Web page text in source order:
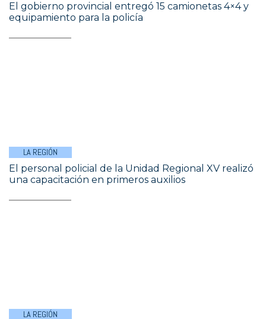
El gobierno provincial entregó 15 camionetas 4×4 y
equipamiento para la policía
LA REGIÓN
El personal policial de la Unidad Regional XV realizó
una capacitación en primeros auxilios
LA REGIÓN